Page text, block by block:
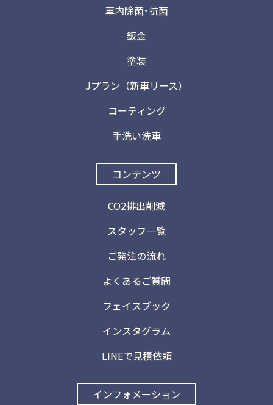
車内除菌･抗菌
鈑金
塗装
Jプラン（新車リース）
コーティング
手洗い洗車
コンテンツ
CO2排出削減
スタッフ一覧
ご発注の流れ
よくあるご質問
フェイスブック
インスタグラム
LINEで見積依頼
インフォメーション